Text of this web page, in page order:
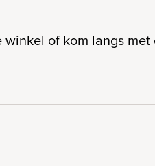
of kom langs